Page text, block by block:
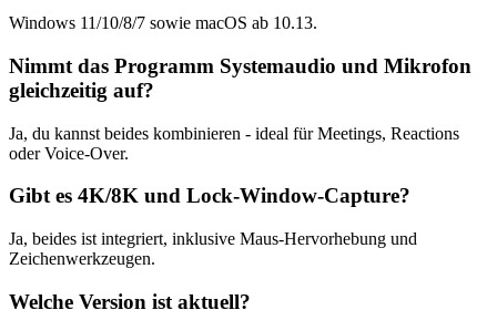
Windows 11/10/8/7 sowie macOS ab 10.13.
Nimmt das Programm Systemaudio und Mikrofon
gleichzeitig auf?
Ja, du kannst beides kombinieren - ideal für Meetings, Reactions
oder Voice-Over.
Gibt es 4K/8K und Lock-Window-Capture?
Ja, beides ist integriert, inklusive Maus-Hervorhebung und
Zeichenwerkzeugen.
Welche Version ist aktuell?